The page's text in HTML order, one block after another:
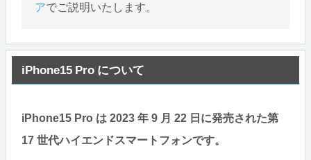
アでご説明いたします。
iPhone15 Pro について
iPhone15 Pro は 2023 年 9 月 22 日に発売された第
17 世代ハイエンドスマートフォンです。